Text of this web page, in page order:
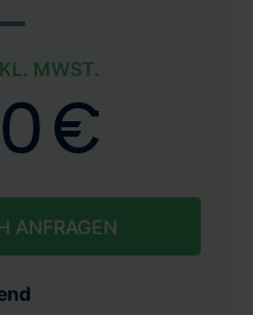
MWST.
€
ANFRAGEN